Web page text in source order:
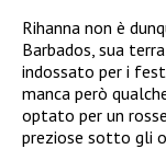
Rihanna non è
Barbados, sua
indossato per i
manca però
optato per un
preziose sotto gli